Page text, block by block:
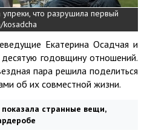
что разрушила первый
kosadcha
Екатерина Осадчая и
годовщину отношений.
пара решила поделиться
об их совместной жизни.
странные вещи,